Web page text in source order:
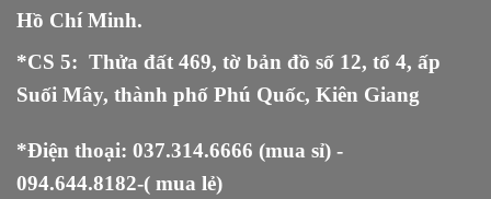
Hồ Chí Minh.
*CS 5: Thửa đất 469, tờ bản đồ số 12, tổ 4, ấp
Suối Mây, thành phố Phú Quốc, Kiên Giang
*Điện thoại: 037.314.6666 (mua sỉ) -
094.644.8182-( mua lẻ)